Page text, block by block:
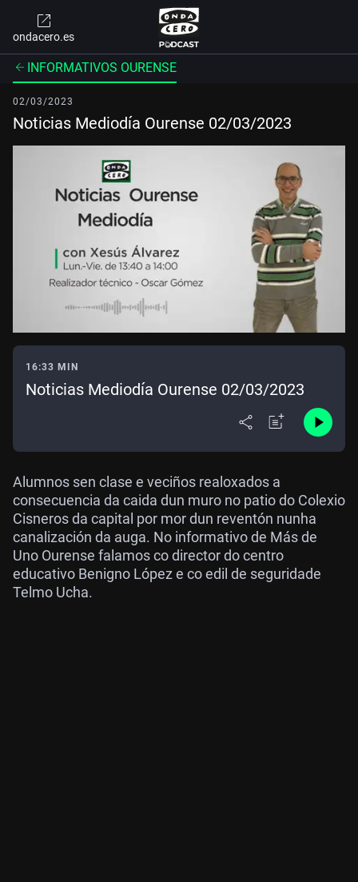
ondacero.es
INFORMATIVOS OURENSE
02/03/2023
Noticias Mediodía Ourense 02/03/2023
16:33 MIN
Noticias Mediodía Ourense 02/03/2023
Alumnos sen clase e veciños realoxados a
consecuencia da caida dun muro no patio do Colexio
Cisneros da capital por mor dun reventón nunha
canalización da auga. No informativo de Más de
Uno Ourense falamos co director do centro
educativo Benigno López e co edil de seguridade
Telmo Ucha.